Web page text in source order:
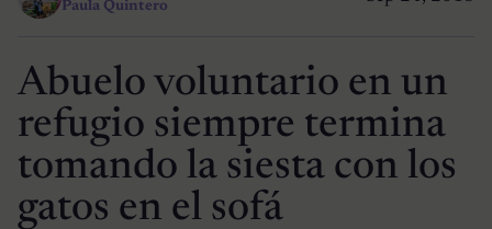
Paula Quintero
Abuelo voluntario en un
refugio siempre termina
tomando la siesta con los
gatos en el sofá